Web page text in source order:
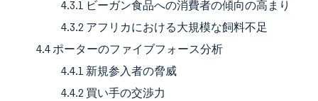
4.3.1 ビーガン食品への消費者の傾向の高まり
4.3.2 アフリカにおける大規模な飼料不足
4.4 ポーターのファイブフォース分析
4.4.1 新規参入者の脅威
4.4.2 買い手の交渉力